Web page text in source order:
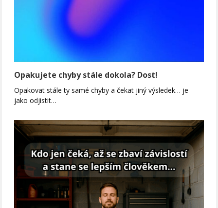
Opakujete chyby stále dokola? Dost!
Opakovat stále ty samé chyby a čekat jiný výsledek… je
jako odjistit…